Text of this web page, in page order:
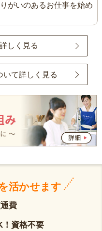
がいのあるお仕事を始め
しく見る
いて詳しく見る
活かせます
費
！資格不要